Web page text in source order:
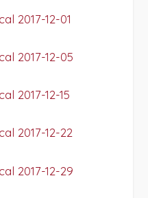
2017-12-01
2017-12-05
2017-12-15
2017-12-22
2017-12-29